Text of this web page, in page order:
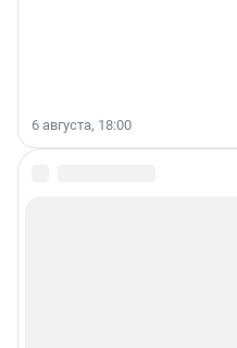
6 августа, 18:00